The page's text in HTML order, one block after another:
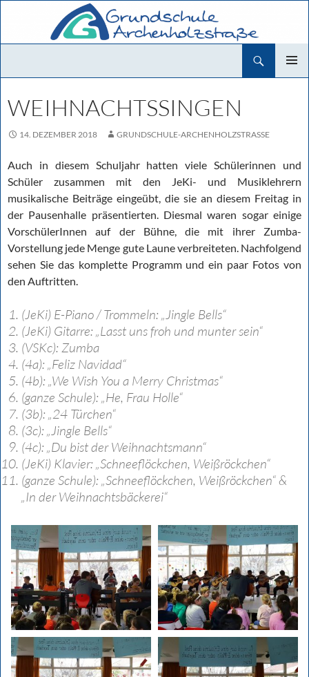
springen
WEIHNACHTSSINGEN
14. DEZEMBER 2018 GRUNDSCHULE-ARCHENHOLZSTRASSE
Auch in diesem Schuljahr hatten viele Schülerinnen und
Schüler zusammen mit den JeKi- und Musiklehrern
musikalische Beiträge eingeübt, die sie an diesem Freitag in
der Pausenhalle präsentierten. Diesmal waren sogar einige
VorschülerInnen auf der Bühne, die mit ihrer Zumba-
Vorstellung jede Menge gute Laune verbreiteten. Nachfolgend
sehen Sie das komplette Programm und ein paar Fotos von
den Auftritten.
(JeKi) E-Piano / Trommeln: „Jingle Bells“
(JeKi) Gitarre: „Lasst uns froh und munter sein“
(VSKc): Zumba
(4a): „Feliz Navidad“
(4b): „We Wish You a Merry Christmas“
(ganze Schule): „He, Frau Holle“
(3b): „24 Türchen“
(3c): „Jingle Bells“
(4c): „Du bist der Weihnachtsmann“
(JeKi) Klavier: „Schneeflöckchen, Weißröckchen“
(ganze Schule): „Schneeflöckchen, Weißröckchen“ &
„In der Weihnachtsbäckerei“